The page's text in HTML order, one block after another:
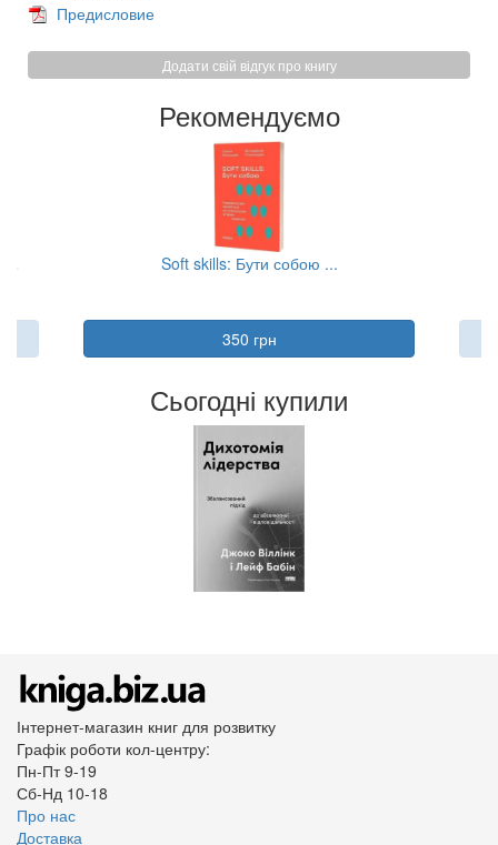
Предисловие
Додати свій відгук про книгу
Рекомендуємо
Soft skills: Бути собою ...
350 грн
Сьогодні купили
Інтернет-магазин книг для розвитку
Графік роботи кол-центру:
Пн-Пт 9-19
Сб-Нд 10-18
Про нас
Доставка